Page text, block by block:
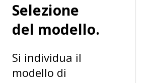
Selezione
del modello.
Si individua il
modello di